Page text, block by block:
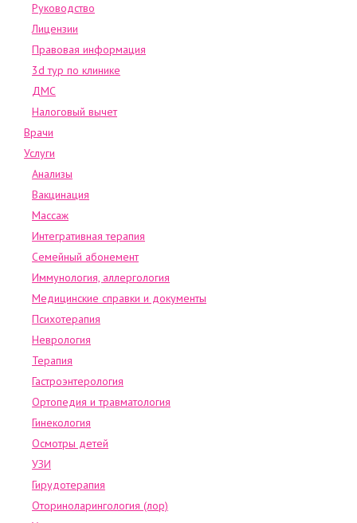
Руководство
Лицензии
Правовая информация
3d тур по клинике
ДМС
Налоговый вычет
Врачи
Услуги
Анализы
Вакцинация
Массаж
Интегративная терапия
Семейный абонемент
Иммунология, аллергология
Медицинские справки и документы
Психотерапия
Неврология
Терапия
Гастроэнтерология
Ортопедия и травматология
Гинекология
Осмотры детей
УЗИ
Гирудотерапия
Оториноларингология (лор)